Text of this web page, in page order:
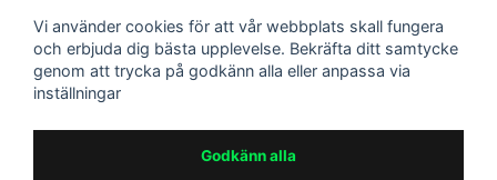
Bli medlem i vårt nyhetsbrev
email
Mejladress Skicka
Bli medlem i vårt nyhetsbrev och ta del av våra nyheter och
Vi använder cookies för att vår webbplats skall fungera
och erbjuda dig bästa upplevelse. Bekräfta ditt samtycke
genom att trycka på godkänn alla eller anpassa via
inställningar
Godkänn alla